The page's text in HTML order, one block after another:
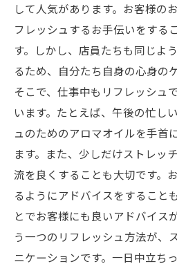
して人気があります。お客様の
フレッシュするお手伝いをする
す。しかし、店員たちも同じよ
るため、自分たち自身の心身の
そこで、仕事中もリフレッシュ
います。たとえば、午後の忙し
ュのためのアロマオイルを手首
ます。また、少しだけストレッ
流を良くすることも大切です。
るようにアドバイスをすること
とでお客様にも良いアドバイス
う一つのリフレッシュ方法が、
ニケーションです。一日中立ち